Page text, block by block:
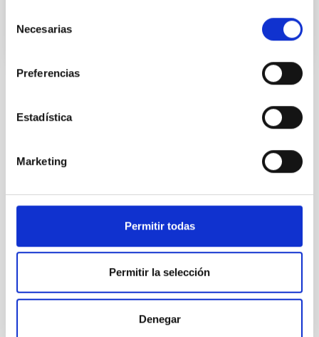
Necesarias
Preferencias
Estadística
Marketing
Permitir todas
Permitir la selección
Denegar
NO VIGENTE
TIPO DE FINANCIACIÓN
Física Solar (FS)